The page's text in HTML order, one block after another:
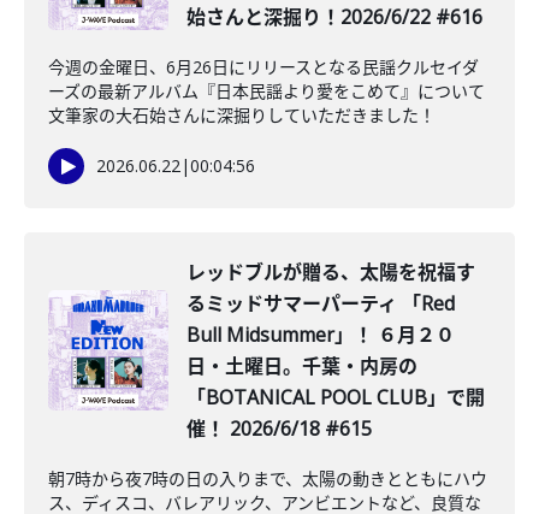
始さんと深掘り！2026/6/22 #616
今週の金曜日、6月26日にリリースとなる民謡クルセイダ
ーズの最新アルバム『日本民謡より愛をこめて』について
文筆家の大石始さんに深掘りしていただきました！
2026.06.22|00:04:56
レッドブルが贈る、太陽を祝福す
るミッドサマーパーティ 「Red
Bull Midsummer」！ ６月２０
日・土曜日。千葉・内房の
「BOTANICAL POOL CLUB」で開
催！ 2026/6/18 #615
朝7時から夜7時の日の入りまで、太陽の動きとともにハウ
ス、ディスコ、バレアリック、アンビエントなど、良質な